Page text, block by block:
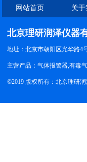
网站首页 关
北京理研润泽仪器
地址：北京市朝阳区光华路4
主营产品：气体报警器,有毒
©2019 版权所有：北京理研